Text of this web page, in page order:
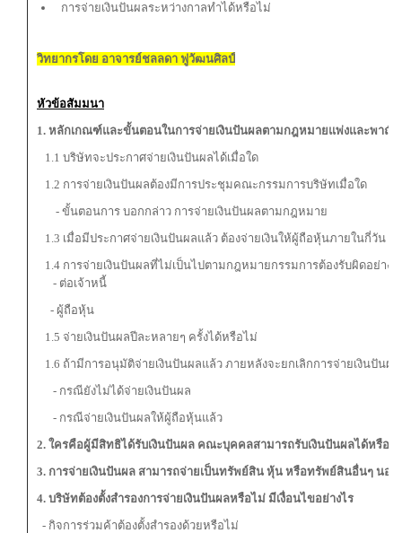
การจ่ายเงินปันผลระหว่างกาลทำได้หรือไม่
วิทยากรโดย อาจารย์ชลลดา ฟูวัฒนศิลป์
หัวข้อสัมมนา
1. หลักเกณฑ์และขั้นตอนในการจ่ายเงินปันผลตามกฎหมายแพ่งและพาณิ
1.1 บริษัทจะประกาศจ่ายเงินปันผลได้เมื่อใด
1.2 การจ่ายเงินปันผลต้องมีการประชุมคณะกรรมการบริษัทเมื่อใด
- ขั้นตอนการ บอกกล่าว การจ่ายเงินปันผลตามกฎหมาย
1.3 เมื่อมีประกาศจ่ายเงินปันผลแล้ว ต้องจ่ายเงินให้ผู้ถือหุ้นภายในกี่วัน
1.4 การจ่ายเงินปันผลที่ไม่เป็นไปตามกฎหมายกรรมการต้องรับผิดอย่างไ
- ต่อเจ้าหนี้
- ผู้ถือหุ้น
1.5 จ่ายเงินปันผลปีละหลายๆ ครั้งได้หรือไม่
1.6 ถ้ามีการอนุมัติจ่ายเงินปันผลแล้ว ภายหลังจะยกเลิกการจ่ายเงินปันผ
- กรณียังไม่ได้จ่ายเงินปันผล
- กรณีจ่ายเงินปันผลให้ผู้ถือหุ้นแล้ว
2. ใครคือผู้มีสิทธิได้รับเงินปันผล คณะบุคคลสามารถรับเงินปันผลได้หรือไ
3. การจ่ายเงินปันผล สามารถจ่ายเป็นทรัพย์สิน หุ้น หรือทรัพย์สินอื่นๆ นอก
4. บริษัทต้องตั้งสำรองการจ่ายเงินปันผลหรือไม่ มีเงื่อนไขอย่างไร
- กิจการร่วมค้าต้องตั้งสำรองด้วยหรือไม่